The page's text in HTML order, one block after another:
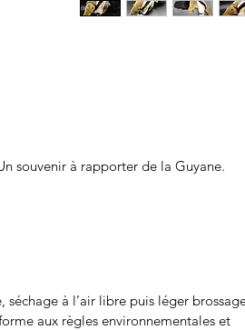
souvenir à rapporter de la Guyane.
séchage à l’air libre puis léger
aux règles environnementales et